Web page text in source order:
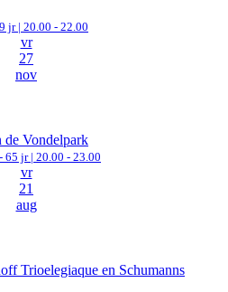
jr | 20.00 - 22.00
vr
27
nov
de Vondelpark
65 jr | 20.00 - 23.00
vr
21
aug
Trioelegiaque en Schumanns